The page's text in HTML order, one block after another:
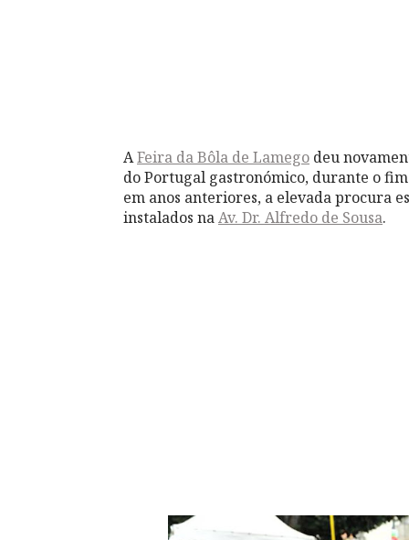
AFeira da Bôla de Lamego deu
do Portugal gastronómico, durante o
em anos anteriores, a elevada procura
instalados naAv. Dr. Alfredo de Sousa.